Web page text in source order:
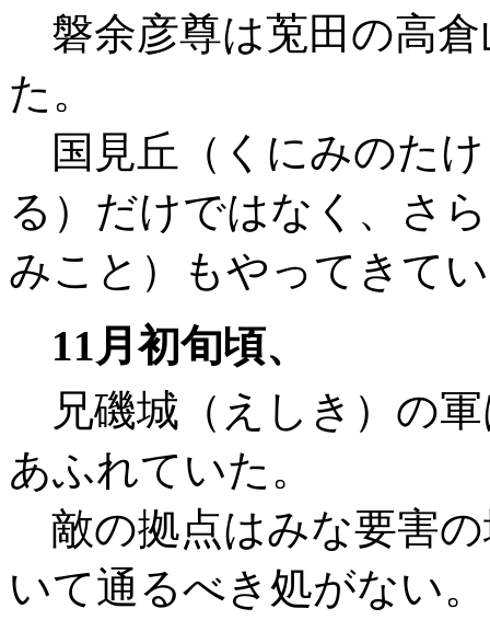
磐余彦尊は莵田の高
た。
国見丘（くにみのた
る）だけではなく、さ
みこと）もやってきて
11月初旬頃、
兄磯城（えしき）の
あふれていた。
敵の拠点はみな要害
いて通るべき処がない。